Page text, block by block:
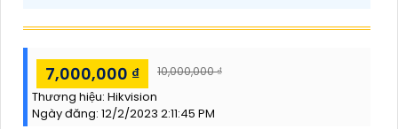
7,000,000 ₫ 10,000,000 ₫
Thương hiệu: Hikvision
Ngày đăng: 12/2/2023 2:11:45 PM